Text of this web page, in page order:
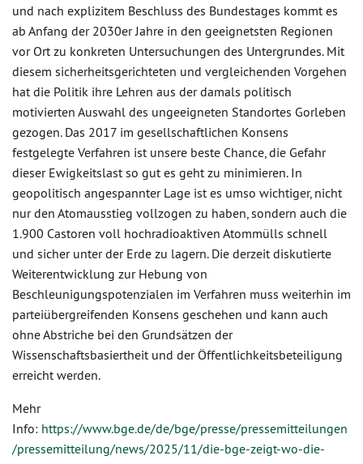
und nach explizitem Beschluss des Bundestages kommt es
ab Anfang der 2030er Jahre in den geeignetsten Regionen
vor Ort zu konkreten Untersuchungen des Untergrundes. Mit
diesem sicherheitsgerichteten und vergleichenden Vorgehen
hat die Politik ihre Lehren aus der damals politisch
motivierten Auswahl des ungeeigneten Standortes Gorleben
gezogen. Das 2017 im gesellschaftlichen Konsens
festgelegte Verfahren ist unsere beste Chance, die Gefahr
dieser Ewigkeitslast so gut es geht zu minimieren. In
geopolitisch angespannter Lage ist es umso wichtiger, nicht
nur den Atomausstieg vollzogen zu haben, sondern auch die
1.900 Castoren voll hochradioaktiven Atommülls schnell
und sicher unter der Erde zu lagern. Die derzeit diskutierte
Weiterentwicklung zur Hebung von
Beschleunigungspotenzialen im Verfahren muss weiterhin im
parteiübergreifenden Konsens geschehen und kann auch
ohne Abstriche bei den Grundsätzen der
Wissenschaftsbasiertheit und der Öffentlichkeitsbeteiligung
erreicht werden.
Mehr
Info: https://www.bge.de/de/bge/presse/pressemitteilungen
/pressemitteilung/news/2025/11/die-bge-zeigt-wo-die-